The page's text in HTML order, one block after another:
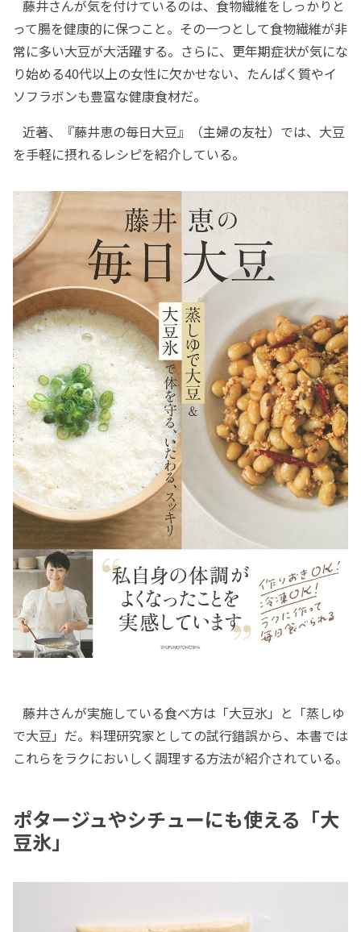
藤井さんが気を付けているのは、食物繊維をしっかりと
って腸を健康的に保つこと。その一つとして食物繊維が非
常に多い大豆が大活躍する。さらに、更年期症状が気にな
り始める40代以上の女性に欠かせない、たんぱく質やイ
ソフラボンも豊富な健康食材だ。
近著、『藤井恵の毎日大豆』（主婦の友社）では、大豆
を手軽に摂れるレシピを紹介している。
藤井さんが実施している食べ方は「大豆氷」と「蒸しゆ
で大豆」だ。料理研究家としての試行錯誤から、本書では
これらをラクにおいしく調理する方法が紹介されている。
ポタージュやシチューにも使える「大
豆氷」